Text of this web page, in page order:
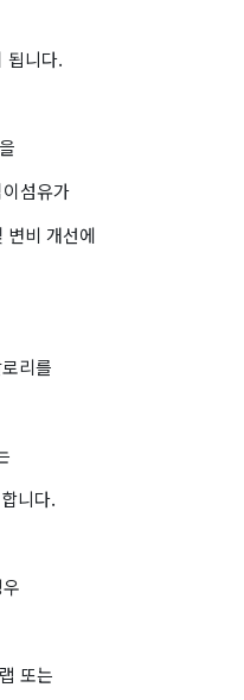
됩니다.
섬유가
변비 개선에
리를
니다.
또는